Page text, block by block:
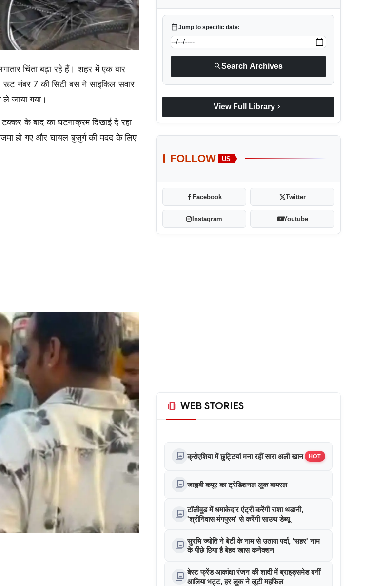
चिंता बढ़ा रहे हैं। शहर में एक बार
रूट नंबर 7 की सिटी बस ने साइकिल सवार
जाया गया।
के बाद का घटनाक्रम दिखाई दे रहा
हो गए और घायल बुजुर्ग की मदद के लिए
calendar_todayJump to specific date:
searchSearch Archives
View Full Library chevron_right
FOLLOW US
Facebook Twitter
Instagram Youtube
amp_stories WEB STORIES
photo_library क्रोएशिया में छुट्टियां मना रहीं सारा अली खान HOT
photo_library जाह्नवी कपूर का ट्रेडिशनल लुक वायरल
photo_library टॉलीवुड में धमाकेदार एंट्री करेंगी राशा थडानी,
'श्रीनिवास मंगपुरम' से करेंगी साउथ डेब्यू
photo_library सुरभि ज्योति ने बेटी के नाम से उठाया पर्दा, 'सहर' नाम
के पीछे छिपा है बेहद खास कनेक्शन
photo_library बेस्ट फ्रेंड आकांक्षा रंजन की शादी में ब्राइड्समेड बनीं
आलिया भट्ट, हर लुक ने लूटी महफिल